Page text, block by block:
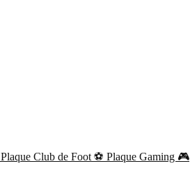
Plaque Club de Foot ⚽ Plaque Gaming 🎮